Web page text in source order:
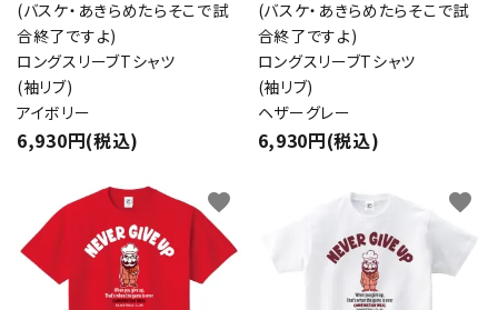
(バスケ・あきらめたらそこで試
合終了ですよ)
ロングスリーブTシャツ
(袖リブ)
アイボリー
6,930円(税込)
(バスケ・あきらめたらそこで試
合終了ですよ)
ロングスリーブTシャツ
(袖リブ)
ヘザーグレー
6,930円(税込)
favorite favorite
検索する